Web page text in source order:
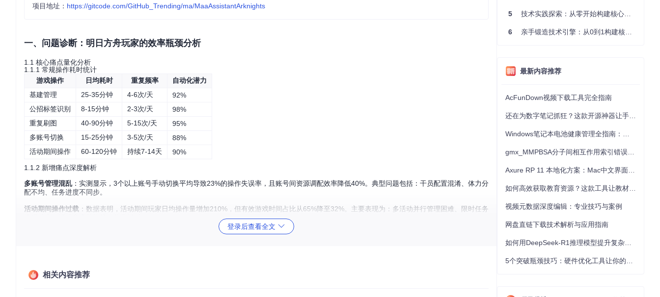
项目地址： https://gitcode.com/GitHub_Trending/ma/MaaAssistantArknights
一、问题诊断：明日方舟玩家的效率瓶颈分析
1.1 核心痛点量化分析
1.1.1 常规操作耗时统计
游戏操作
日均耗时 重复频率
自动化潜力
基建管理
25-35分钟 4-6次/天
92%
公招标签识别
8-15分钟 2-3次/天
98%
重复刷图
40-90分钟 5-15次/天
95%
多账号切换
15-25分钟 3-5次/天
88%
活动期间操作
60-120分钟 持续7-14天
90%
1.1.2 新增痛点深度解析
多账号管理混乱 ：实测显示，3个以上账号手动切换平均导致23%的操作失误率，且账号间资源调配效率降低40%。典型问题包括：干员配置混淆、体力分
配不均、任务进度不同步。
活动期间操作过载 ：数据表明，活动期间玩家日均操作量增加210%，但有效游戏时间占比从65%降至32%。主要表现为：多活动并行管理困难、限时任务
效率损失：人为计算误差导致基建效率降低15-20%
登录后查看全文
相关内容推荐
5 技术实践探索：从零开始构建核心系统的实践指南
6 亲手锻造技术引擎：从0到1构建核心系统的实践指南
最新内容推荐
AcFunDown视频下载工具完全指南
视频元数据深度编辑：专业技巧与案例
网盘直链下载技术解析与应用指南